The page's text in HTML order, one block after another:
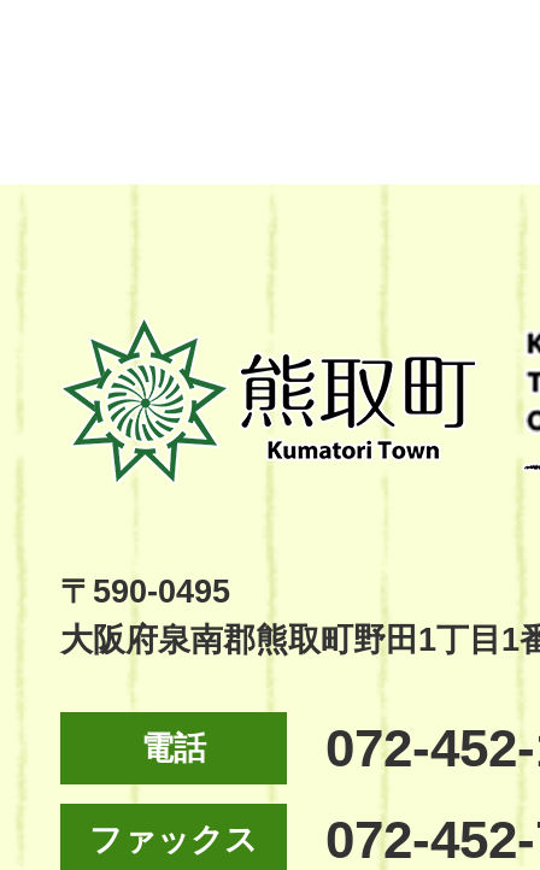
熊
取
町
Kumatori
Site
〒590-0495
大阪府泉南郡熊取町野田1丁目1
電話 072-
ファックス 072-